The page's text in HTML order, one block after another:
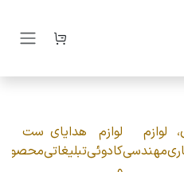
لوازم
مهندسی
لوازم
کادوئی
هدایای
تبلیغاتی
ست